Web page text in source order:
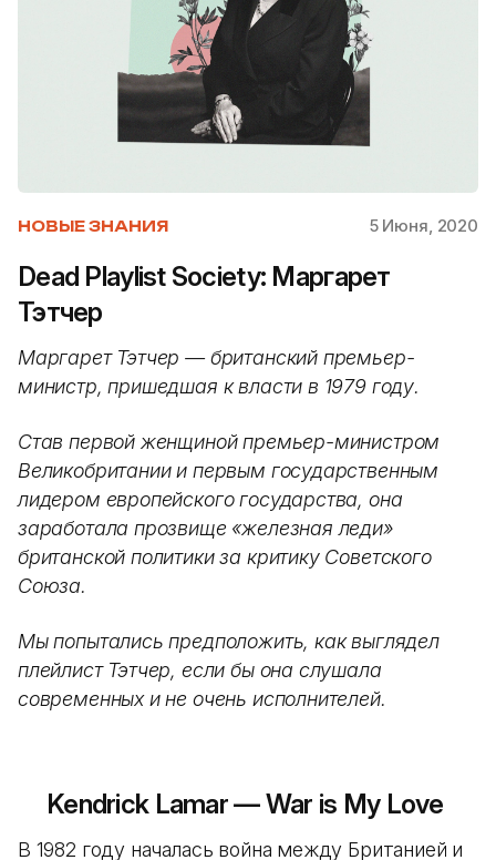
НОВЫЕ ЗНАНИЯ 5 Июня, 2020
Dead Playlist Society: Маргарет
Тэтчер
Маргарет Тэтчер — британский премьер-
министр, пришедшая к власти в 1979 году.
Став первой женщиной премьер-министром
Великобритании и первым государственным
лидером европейского государства, она
заработала прозвище «железная леди»
британской политики за критику Советского
Союза.
Мы попытались предположить, как выглядел
плейлист Тэтчер, если бы она слушала
современных и не очень исполнителей.
Kendrick Lamar — War is My Love
В 1982 году началась война между Британией и